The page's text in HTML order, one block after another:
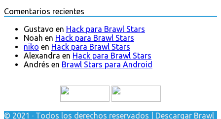
Comentarios recientes
Gustavo en Hack para Brawl Stars
Noah en Hack para Brawl Stars
niko en Hack para Brawl Stars
Alexandra en Hack para Brawl Stars
Andrés en Brawl Stars para Android
© 2021 · Todos los derechos reservados | Descargar Brawl